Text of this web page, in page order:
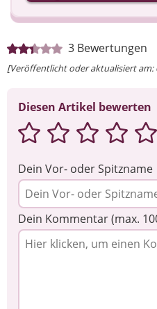
3 Bewertungen
[Veröffentlicht oder aktualisiert am:
Diesen Artikel bewerten
Dein Vor- oder Spitzname
Dein Kommentar (max.
Ihre Nachricht